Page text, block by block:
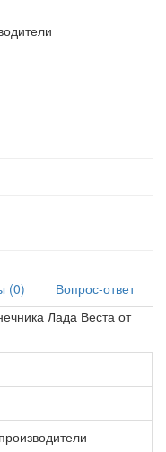
(0)
Вопрос-ответ
Лада Веста от